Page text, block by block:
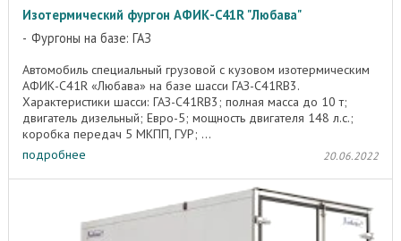
Изотермический фургон АФИК-С41R "Любава"
Фургоны на базе: ГАЗ
Автомобиль специальный грузовой с кузовом изотермическим
АФИК-C41R «Любава» на базе шасси ГАЗ-C41RB3.
Характеристики шасси: ГАЗ-C41RB3; полная масса до 10 т;
двигатель дизельный; Евро-5; мощность двигателя 148 л.с.;
коробка передач 5 МКПП, ГУР; ...
подробнее
20.06.2022